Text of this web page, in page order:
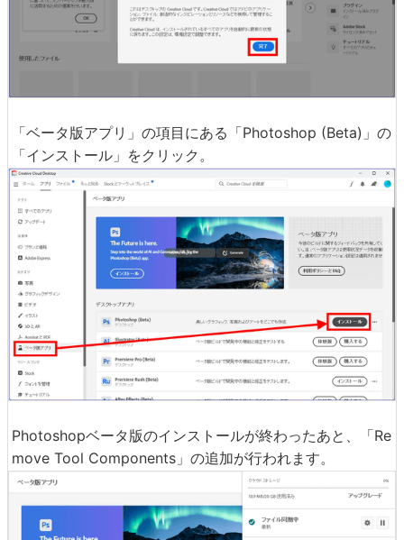
「ベータ版アプリ」の項目にある「Photoshop (Beta)」の
「インストール」をクリック。
Photoshopベータ版のインストールが終わったあと、「Re
move Tool Components」の追加が行われます。